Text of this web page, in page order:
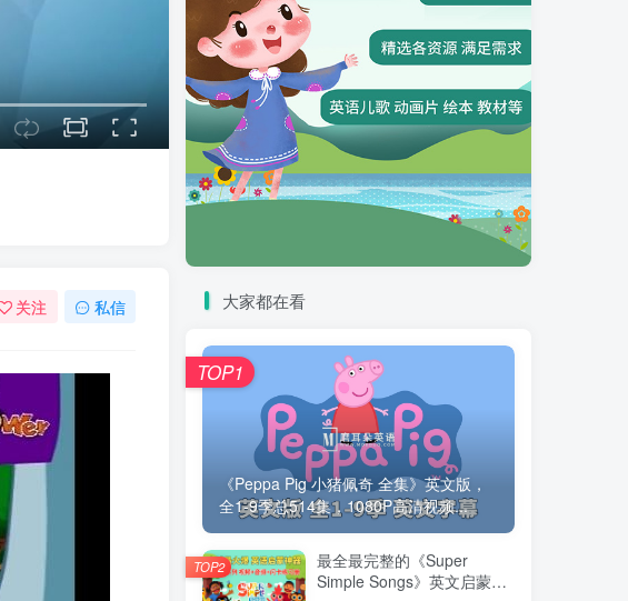
关注 私信 大家都在看
《Peppa Pig 小猪佩奇 全集》英文版，
全1-9季总514集，1080P高清视频...
TOP1
最全最完整的《Super
Simple Songs》英文启蒙儿
TOP2